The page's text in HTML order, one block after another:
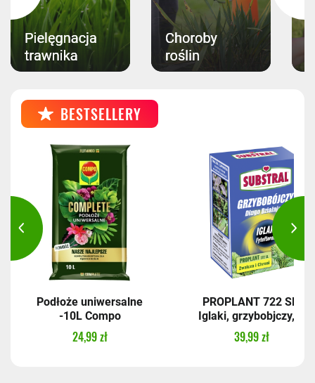
BESTSELLERY
Podłoże uniwersalne
-10L Compo
24,99 zł
PROPLANT 722 SL,
Iglaki, grzybobjczy,...
39,99 zł